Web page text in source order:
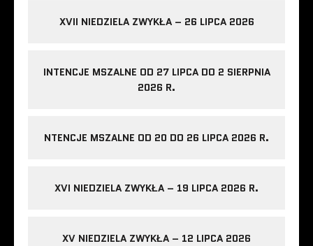
XVII NIEDZIELA ZWYKŁA – 26 LIPCA 2026
INTENCJE MSZALNE OD 27 LIPCA DO 2 SIERPNIA
2026 R.
NTENCJE MSZALNE OD 20 DO 26 LIPCA 2026 R.
XVI NIEDZIELA ZWYKŁA – 19 LIPCA 2026 R.
XV NIEDZIELA ZWYKŁA – 12 LIPCA 2026